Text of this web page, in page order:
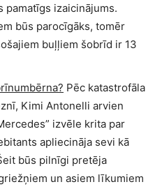
pamatīgs izaicinājums.
būs parocīgāks, tomēr
buļļiem šobrīd ir 13
Pēc katastrofāla
Kimi Antonelli arvien
izvēle krita par
apliecināja sevi kā
būs pilnīgi pretēja
un asiem līkumiem